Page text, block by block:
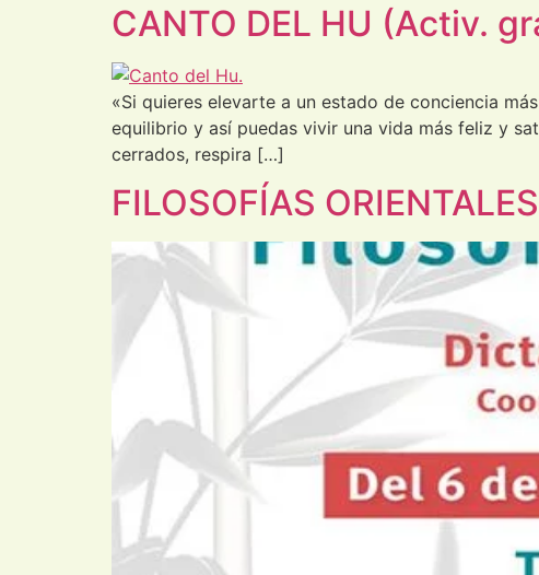
CANTO DEL HU (Activ.
«Si quieres elevarte a un estado de conciencia
equilibrio y así puedas vivir una vida más feliz y
cerrados, respira […]
FILOSOFÍAS ORIENTALES